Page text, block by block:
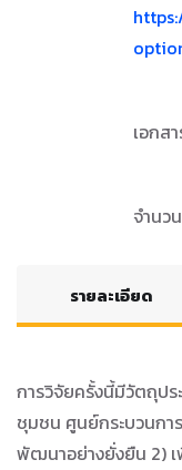
เอกส
จำนว
รายละเอียด
การวิจัยครั้งนี้มีวัตถุปร
ชุมชน ศูนย์กระบวนกา
พัฒนาอย่างยั่งยืน 2) เ